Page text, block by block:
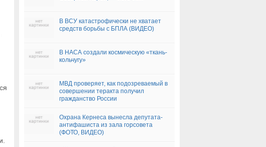
В ВСУ катастрофически не хватает
средств борьбы с БПЛА (ВИДЕО)
В НАСА создали космическую «ткань-
кольчугу»
МВД проверяет, как подозреваемый в
совершении теракта получил
гражданство России
Охрана Кернеса вынесла депутата-
антифашиста из зала горсовета
(ФОТО, ВИДЕО)